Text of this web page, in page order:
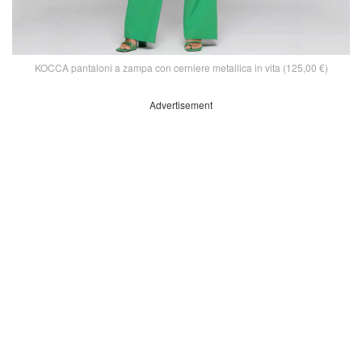
KOCCA pantaloni a zampa con cerniere metallica in vita (125,00 €)
Advertisement